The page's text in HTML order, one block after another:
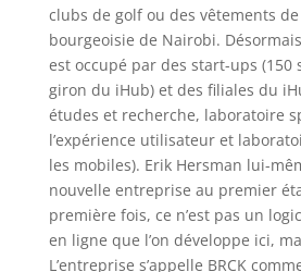
clubs de golf ou des vêtements
bourgeoisie de Nairobi.
est occupé par des start-ups (150
giron du iHub) et des filiales du
études et recherche, laboratoire
l’expérience utilisateur et
les mobiles). Erik Hersman lui-
nouvelle entreprise au premier
première fois, ce n’est pas un
en ligne que l’on développe ici,
L’entreprise s’appelle BRCK